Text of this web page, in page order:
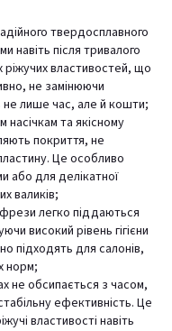
твердосплавного
навіть після тривалого
ріжучих властивостей, що
не замінюючи
не лише час, але й кошти;
насічкам та якісному
покриття, не
Це особливо
або для делікатної
валиків;
фрези легко піддаються
високий рівень гігієни
підходять для салонів,
норм;
не обсипається з часом,
ефективність. Це
властивості навіть